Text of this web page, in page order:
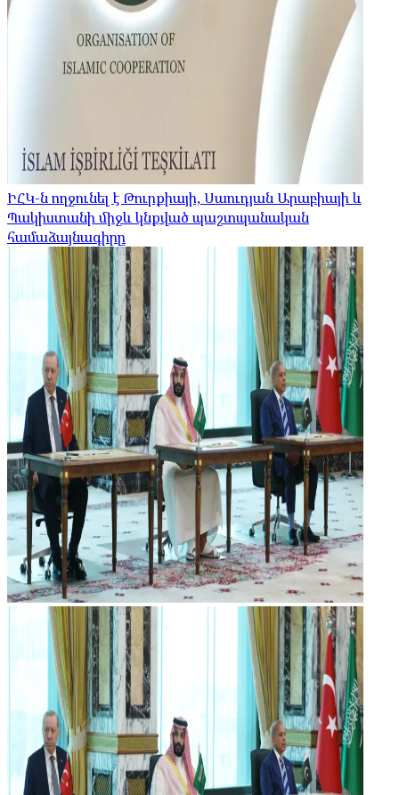
ԻՀԿ-ն ողջունել է Թուրքիայի, Սաուդյան Արաբիայի և
Պակիստանի միջև կնքված պաշտպանական
համաձայնագիրը